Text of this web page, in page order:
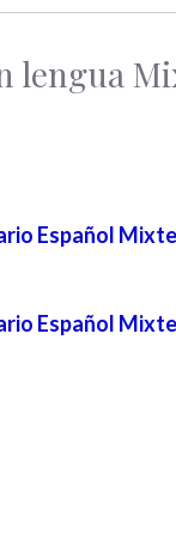
lengua
Español
Español